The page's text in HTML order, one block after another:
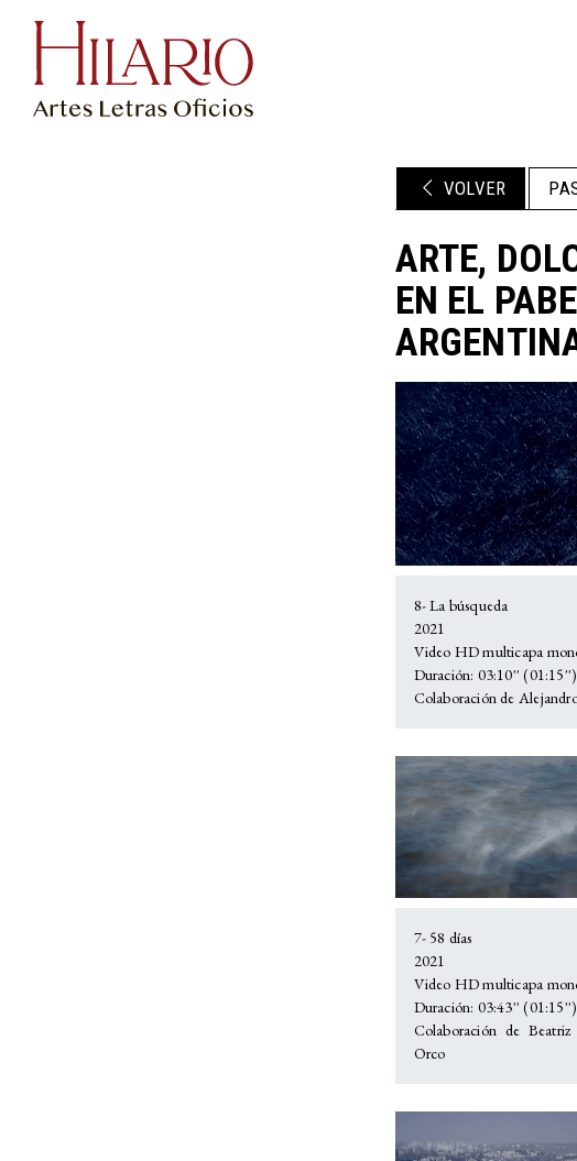
VOLVER
ARTE,
EN EL
8- La búsqueda
2021
Video HD multicapa
Duración: 03:10'' (01:15'')
Colaboración de
7- 58 días
2021
Video HD multicapa
Duración: 03:43'' (01:15'')
Colaboración de
Orco